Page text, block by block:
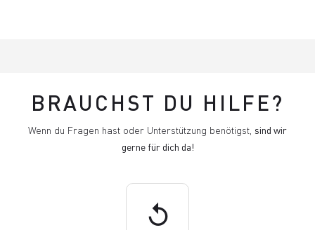
BRAUCHST DU HILFE?
Wenn du Fragen hast oder Unterstützung benötigst, sind wir
gerne für dich da!
replay